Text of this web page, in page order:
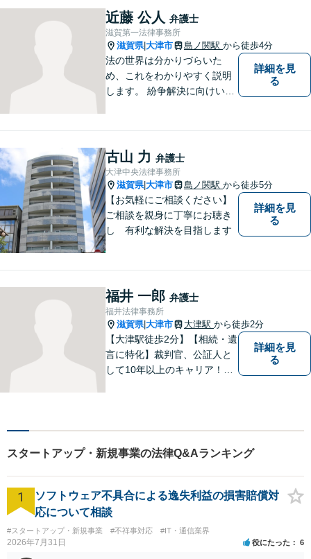
あり】
近藤 公人 弁護士
滋賀第一法律事務所
滋賀県|大津市 島ノ関駅 から徒歩4分
法の世界は分かりづらいた
め、これをわかりやすく説明
します。 紛争解決に向けいく
者の希望を最大限尊重しなが
ら、適正な範囲で解決を目指
します。
詳細を見
る
古山 力 弁護士
大津中央法律事務所
滋賀県|大津市 島ノ関駅 から徒歩5分
【お気軽にご相談ください】
ご相談を親身に丁寧にお聴き
し 有利な解決を目指します
詳細を見
る
福井 一郎 弁護士
福井法律事務所
滋賀県|大津市 大津駅 から徒歩2分
【大津駅徒歩2分】【相続・遺
言に特化】裁判官、公証人と
して10年以上のキャリア！親
抱えるお気持ちやご希望をぜ
ひお聞かせください！
詳細を見
る
スタートアップ・新規事業の法律Q&Aランキング
1
ソフトウェア不具合による逸失利益の損害賠償対
応について相談
#スタートアップ・新規事業 #不祥事対応 #IT・通信業界
2026年7月31日 役にたった 6